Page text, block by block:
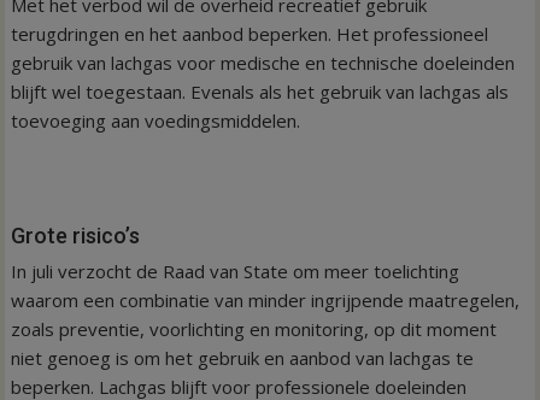
terugdringen en het aanbod beperken. Het professioneel
gebruik van lachgas voor medische en technische doeleinden
blijft wel toegestaan. Evenals als het gebruik van lachgas als
toevoeging aan voedingsmiddelen.
Grote risico’s
In juli verzocht de Raad van State om meer toelichting
waarom een combinatie van minder ingrijpende maatregelen,
zoals preventie, voorlichting en monitoring, op dit moment
niet genoeg is om het gebruik en aanbod van lachgas te
beperken. Lachgas blijft voor professionele doeleinden